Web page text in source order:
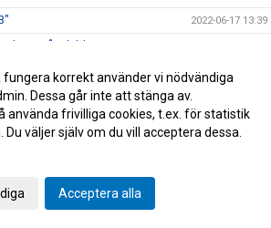
2022-06-17 13:39
IF går skilda vägar
ett kryss mot Varberg 2022-06-16 16:56
Norrby: "Trivs väldigt bra här" 2022-06-15 17:00
2022-06-10 09:20
vårsäsongen
IF
fungera korrekt använder vi nödvändiga
Dessa går inte att stänga av.
använda frivilliga cookies, t.ex. för statistik
väljer själv om du vill acceptera dessa.
Acceptera alla